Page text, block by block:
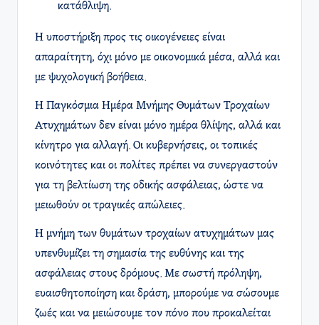
κατάθλιψη.
Η υποστήριξη προς τις οικογένειες είναι
απαραίτητη, όχι μόνο με οικονομικά μέσα, αλλά και
με ψυχολογική βοήθεια.
Η Παγκόσμια Ημέρα Μνήμης Θυμάτων Τροχαίων
Ατυχημάτων δεν είναι μόνο ημέρα θλίψης, αλλά και
κίνητρο για αλλαγή. Οι κυβερνήσεις, οι τοπικές
κοινότητες και οι πολίτες πρέπει να συνεργαστούν
για τη βελτίωση της οδικής ασφάλειας, ώστε να
μειωθούν οι τραγικές απώλειες.
Η μνήμη των θυμάτων τροχαίων ατυχημάτων μας
υπενθυμίζει τη σημασία της ευθύνης και της
ασφάλειας στους δρόμους. Με σωστή πρόληψη,
ευαισθητοποίηση και δράση, μπορούμε να σώσουμε
ζωές και να μειώσουμε τον πόνο που προκαλείται